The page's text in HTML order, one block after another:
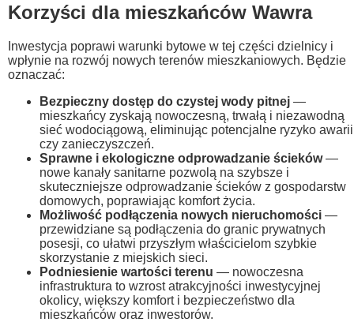
Korzyści dla mieszkańców Wawra
Inwestycja poprawi warunki bytowe w tej części dzielnicy i
wpłynie na rozwój nowych terenów mieszkaniowych. Będzie
oznaczać:
Bezpieczny dostęp do czystej wody pitnej —
mieszkańcy zyskają nowoczesną, trwałą i niezawodną
sieć wodociągową, eliminując potencjalne ryzyko awarii
czy zanieczyszczeń.
Sprawne i ekologiczne odprowadzanie ścieków—
nowe kanały sanitarne pozwolą na szybsze i
skuteczniejsze odprowadzanie ścieków z gospodarstw
domowych, poprawiając komfort życia.
Możliwość podłączenia nowych nieruchomości —
przewidziane są podłączenia do granic prywatnych
posesji, co ułatwi przyszłym właścicielom szybkie
skorzystanie z miejskich sieci.
Podniesienie wartości terenu — nowoczesna
infrastruktura to wzrost atrakcyjności inwestycyjnej
okolicy, większy komfort i bezpieczeństwo dla
mieszkańców oraz inwestorów.